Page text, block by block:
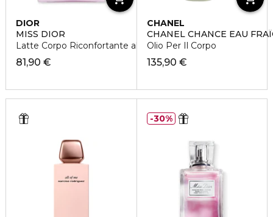
DIOR
MISS DIOR
Latte Corpo Riconfortante alla Cera di Rosa
81,90 €
CHANEL
CHANEL CHANCE EAU
Olio Per Il Corpo
135,90 €
30%